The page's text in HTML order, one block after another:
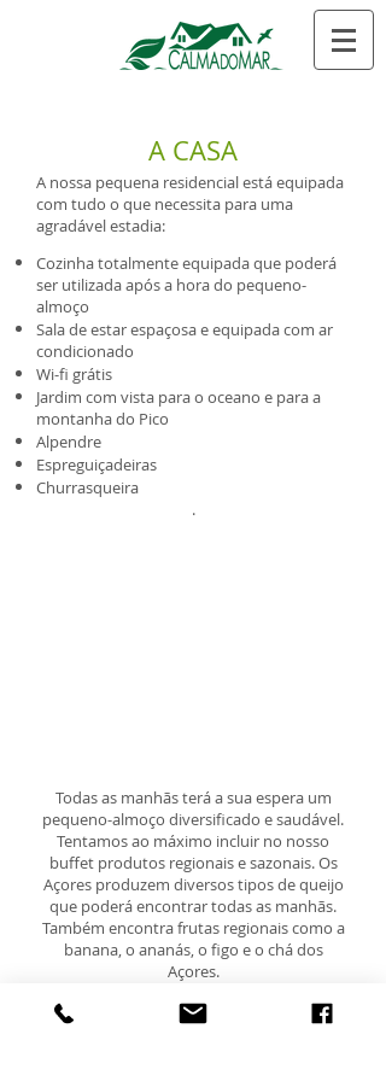
A CASA
A nossa pequena residencial está equipada
com tudo o que necessita para uma
agradável estadia:
Cozinha totalmente equipada que poderá
ser utilizadaapós a hora do pequeno-
almoço
Sala de estar espaçosa e equipada com ar
condicionado
Wi-fi grátis
Jardim com vista para o oceano e para a
montanha do Pico
Alpendre
Espreguiçadeiras
Churrasqueira
.
Todas as manhãs terá a sua espera um
pequeno-almoço diversificado e saudável.
Tentamos ao máximo incluir no nosso
buffet produtos regionais e sazonais. Os
Açores produzem diversos tipos de queijo
que poderá encontrar todas as manhãs.
Também encontra frutas regionais como a
banana, o ananás, o figo e o chá dos
Açores.
“Uma casa longe de casa” é a nossa